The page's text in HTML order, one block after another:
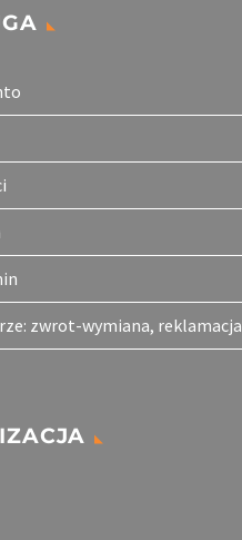
zwrot-wymiana, reklamacja